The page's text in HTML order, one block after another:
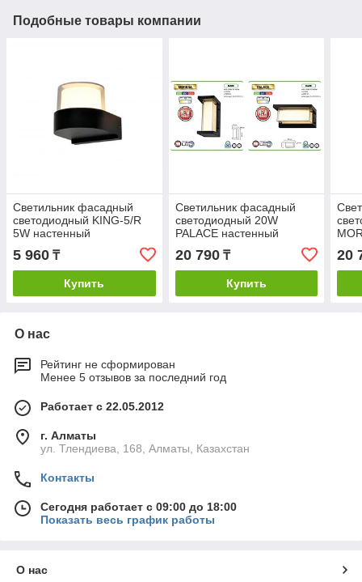
Подобные товары компании
Светильник фасадный
светодиодный KING-5/R
5W настенный
5 960 ₸
Купить
Светильник фасадный
светодиодный 20W
PALACE настенный
20 790₸
Купить
20
О нас
Рейтинг не сформирован
Менее 5 отзывов за последний год
Работает с 22.05.2012
г. Алматы
ул. Тлендиева, 168, Алматы, Казахстан
Контакты
Сегодня работает с 09:00 до 18:00
Показать весь график работы
О нас